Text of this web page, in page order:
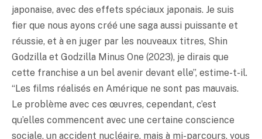
japonaise, avec des effets spéciaux japonais. Je suis
fier que nous ayons créé une saga aussi puissante et
réussie, et à en juger par les nouveaux titres, Shin
Godzilla et Godzilla Minus One (2023), je dirais que
cette franchise a un bel avenir devant elle”, estime-t-il.
“Les films réalisés en Amérique ne sont pas mauvais.
Le problème avec ces œuvres, cependant, c’est
qu’elles commencent avec une certaine conscience
sociale, un accident nucléaire, mais à mi-parcours, vous